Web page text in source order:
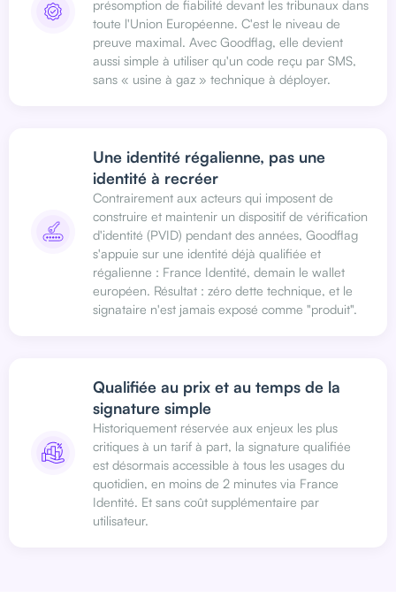
présomption de fiabilité devant les tribunaux dans
toute l'Union Européenne. C'est le niveau de
preuve maximal. Avec Goodflag, elle devient
aussi simple à utiliser qu'un code reçu par SMS,
sans « usine à gaz » technique à déployer.
Une identité régalienne, pas une
identité à recréer
Contrairement aux acteurs qui imposent de
construire et maintenir un dispositif de vérification
d'identité (PVID) pendant des années, Goodflag
s'appuie sur une identité déjà qualifiée et
régalienne : France Identité, demain le wallet
européen. Résultat : zéro dette technique, et le
signataire n'est jamais exposé comme "produit".
Qualifiée au prix et au temps de la
signature simple
Historiquement réservée aux enjeux les plus
critiques à un tarif à part, la signature qualifiée
est désormais accessible à tous les usages du
quotidien, en moins de 2 minutes via France
Identité. Et sans coût supplémentaire par
utilisateur.